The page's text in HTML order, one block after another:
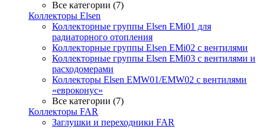
Все категории (7)
Коллекторы Elsen
Коллекторные группы Elsen EMi01 для
радиаторного отопления
Коллекторные группы Elsen EMi02 с вентилями
Коллекторные группы Elsen EMi03 с вентилями и
расходомерами
Коллекторы Elsen EMW01/EMW02 с вентилями
«евроконус»
Все категории (7)
Коллекторы FAR
Заглушки и переходники FAR